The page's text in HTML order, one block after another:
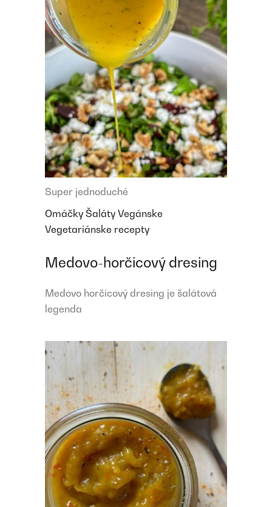
Super jednoduché
Omáčky Šaláty Vegánske
Vegetariánske recepty
Medovo-horčicový dresing
Medovo horčicový dresing je šalátová
legenda